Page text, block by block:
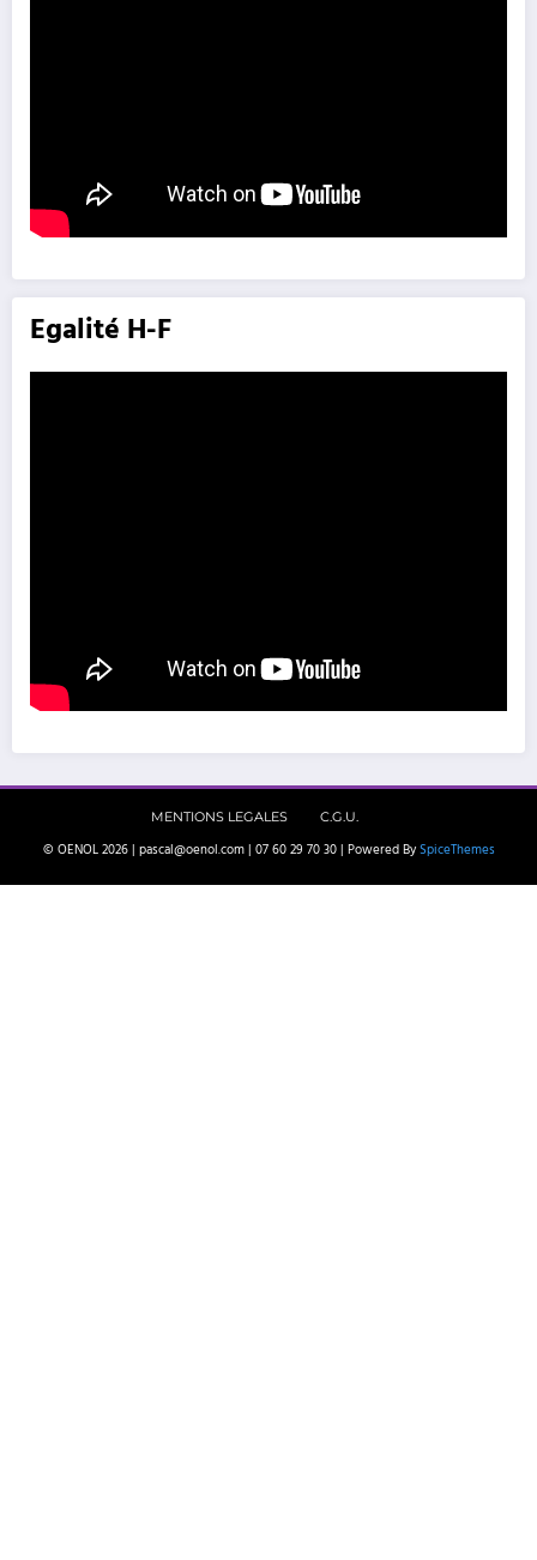
Egalité H-F
MENTIONS LEGALES C.G.U.
© OENOL 2026 | pascal@oenol.com | 07 60 29 70 30 | Powered By SpiceThemes